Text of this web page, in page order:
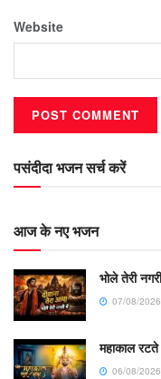
Website
पसंदीदा भजन सर्च करें
आज के नए भजन
भोले तेरी
07/08/2026
महाकाल रटते
06/08/2026